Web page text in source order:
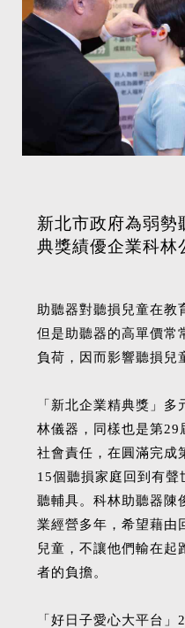
新北市政府為弱勢
典獎績優企業科林
助聽器對聽損兒童在教
但是助聽器的高單價常
負荷，因而影響聽損兒
「新北企業精典獎」
林儀器，同樣也是第29
社會責任，在圓滿完成
15個聽損家庭回到有聲
聽輔具。科林助聽器陳
業經營多年，希望藉由
兒童，不讓他們輸在起
者的負擔。
「好日子愛心大平台